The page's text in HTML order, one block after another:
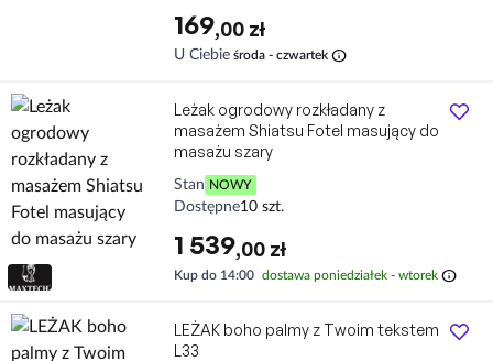
169,00 zł
Leżak ogrodowy rozkładany z
masażem Shiatsu Fotel masujący do
masażu szary
Stan NOWY
Dostępne10 szt.
1 539,00 zł
Kup do 14:00 dostawa poniedziałek - wtorek info
LEŻAK boho palmy z Twoim tekstem
L33